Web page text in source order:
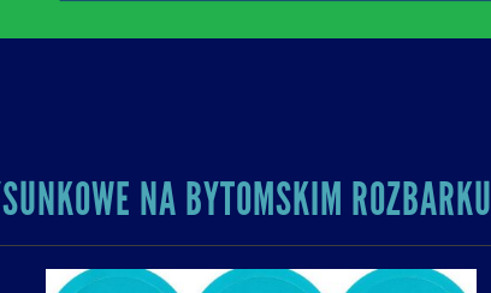
NA BYTOMSKIM ROZBARKU